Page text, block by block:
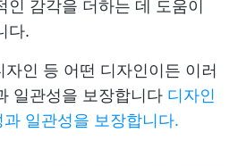
인 감각을 더하는 데 도움이
다.
인 등 어떤 디자인이든 이러
일관성을 보장합니다 디자인
일관성을 보장합니다.